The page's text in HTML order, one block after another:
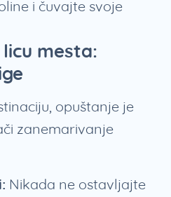
i čuvajte svoje
mesta:
opuštanje je
zanemarivanje
Nikada ne ostavljajte